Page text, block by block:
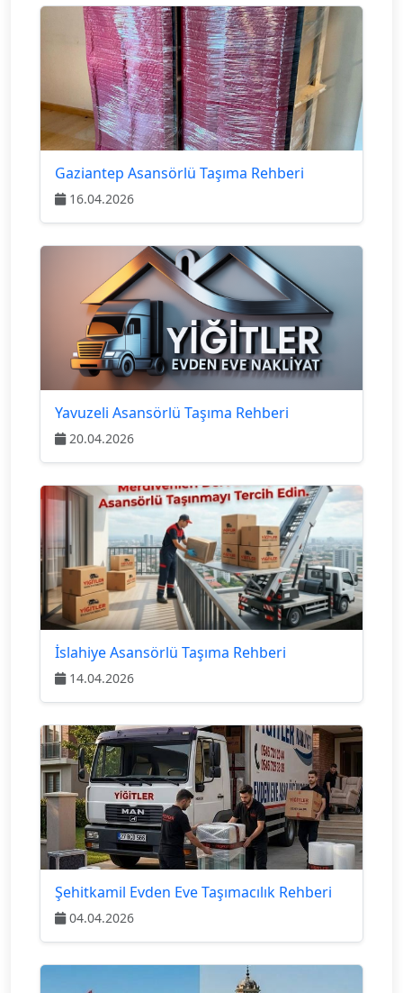
Gaziantep Asansörlü Taşıma Rehberi
16.04.2026
Yavuzeli Asansörlü Taşıma Rehberi
20.04.2026
İslahiye Asansörlü Taşıma Rehberi
14.04.2026
Şehitkamil Evden Eve Taşımacılık Rehberi
04.04.2026